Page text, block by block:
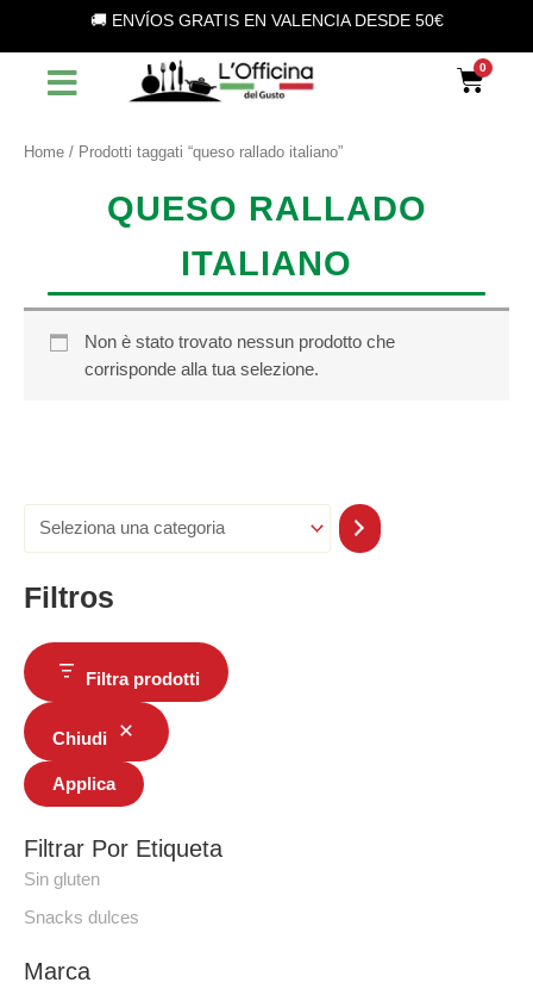
contenuto
🚚 ENVÍOS GRATIS EN VALENCIA DESDE 50€
l
o
a
Filtros
Filtra prodotti
Chiudi
Applica
Filtrar Por Etiqueta
Sin gluten
Snacks dulces
Marca
Home / Prodotti taggati “queso rallado italiano”
QUESO RALLADO
ITALIANO
Non è stato trovato nessun prodotto che
corrisponde alla tua selezione.